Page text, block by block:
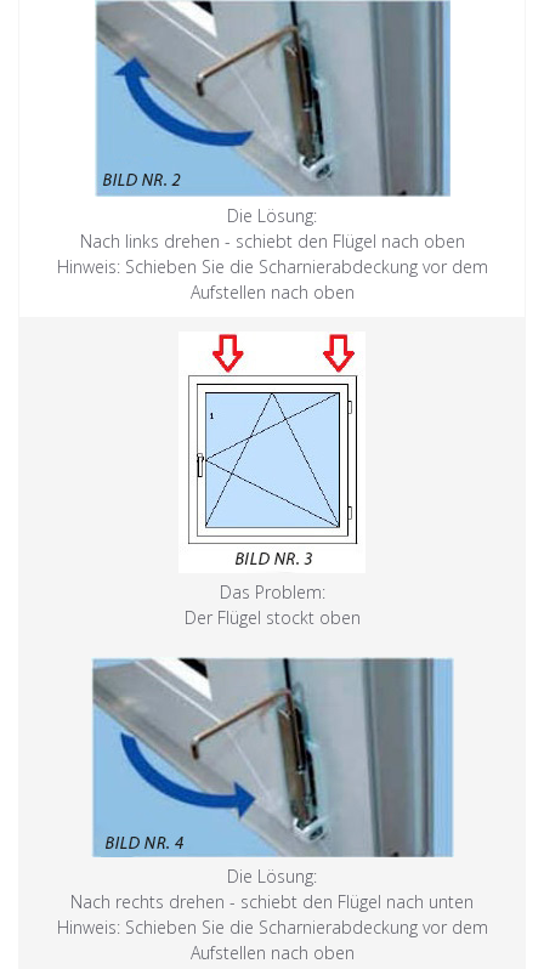
Die Lösung:
Nach links drehen - schiebt den Flügel nach oben
Hinweis: Schieben Sie die Scharnierabdeckung vor dem
Aufstellen nach oben
Das Problem:
Der Flügel stockt oben
Die Lösung:
Nach rechts drehen - schiebt den Flügel nach unten
Hinweis: Schieben Sie die Scharnierabdeckung vor dem
Aufstellen nach oben